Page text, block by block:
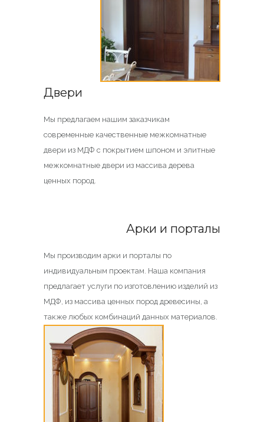
Двери
Мы предлагаем нашим заказчикам
современные качественные межкомнатные
двери из МДФ с покрытием шпоном и элитные
межкомнатные двери из массива дерева
ценных пород.
Арки и порталы
Мы производим арки и порталы по
индивидуальным проектам. Наша компания
предлагает услуги по изготовлению изделий из
МДФ, из массива ценных пород древесины, а
также любых комбинаций данных материалов.